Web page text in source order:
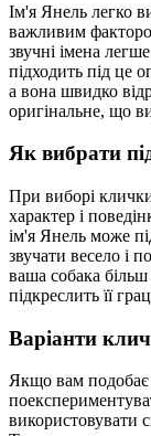
Ім'я Янель легко
важливим
звучні імена
підходить під це
а вона швидко
оригінальне, що
Як вибрати
При виборі
характер і
ім'я Янель може
звучати весело і
ваша собака
підкреслить її
Варіанти
Якщо вам подобає
використовувати